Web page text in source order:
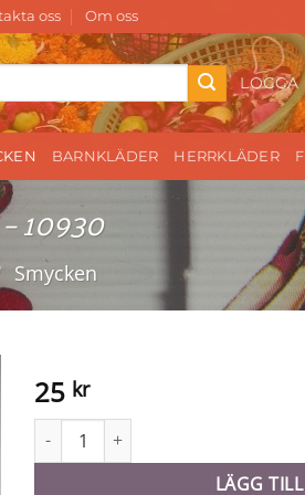
oss Om oss
LOGGA
BARNKLÄDER HERRKLÄDER
10930
Smycken
25 kr
Bindi - 10930 mängd
LÄGG